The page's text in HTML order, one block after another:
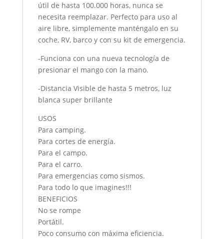
útil de hasta 100.000 horas, nunca se
necesita reemplazar. Perfecto para uso al
aire libre, simplemente manténgalo en su
coche, RV, barco y con su kit de emergencia.
-Funciona con una nueva tecnología de
presionar el mango con la mano.
-Distancia Visible de hasta 5 metros, luz
blanca super brillante
USOS
Para camping.
Para cortes de energía.
Para el campo.
Para el carro.
Para emergencias como sismos.
Para todo lo que imagines!!!
BENEFICIOS
No se rompe
Portátil.
Poco consumo con máxima eficiencia.